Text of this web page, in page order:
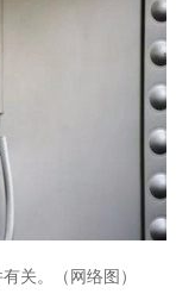
关。（网络图）